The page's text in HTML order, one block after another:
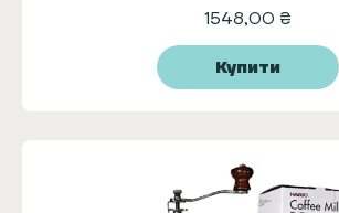
1548,00 ₴
Купити